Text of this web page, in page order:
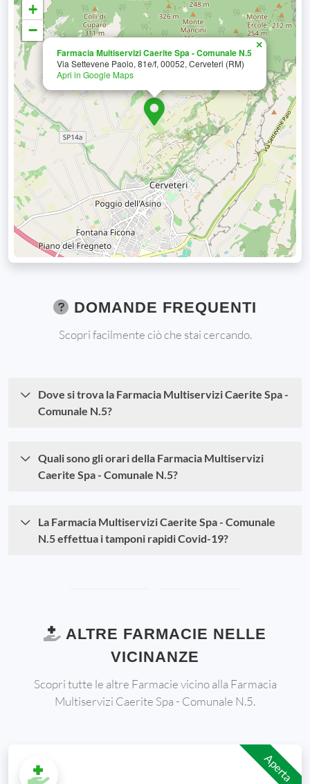
Farmacia Multiservizi Caerite Spa - Comunale N.5
Via Settevene Paolo, 81e/f, 00052, Cerveteri (RM)
Apri in Google Maps
×
+
−
DOMANDE FREQUENTI
Scopri facilmente ciò che stai cercando.
Dove si trova la Farmacia Multiservizi Caerite Spa -
Comunale N.5?
Quali sono gli orari della Farmacia Multiservizi
Caerite Spa - Comunale N.5?
La Farmacia Multiservizi Caerite Spa - Comunale
N.5 effettua i tamponi rapidi Covid-19?
ALTRE FARMACIE NELLE
VICINANZE
Scopri tutte le altre Farmacie vicino alla Farmacia
Multiservizi Caerite Spa - Comunale N.5.
Aperta